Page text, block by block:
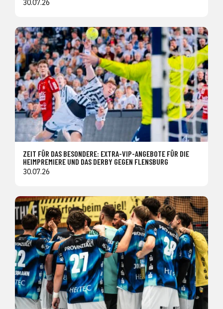
30.07.26
ZEIT FÜR DAS BESONDERE: EXTRA-VIP-ANGEBOTE FÜR DIE
HEIMPREMIERE UND DAS DERBY GEGEN FLENSBURG
30.07.26